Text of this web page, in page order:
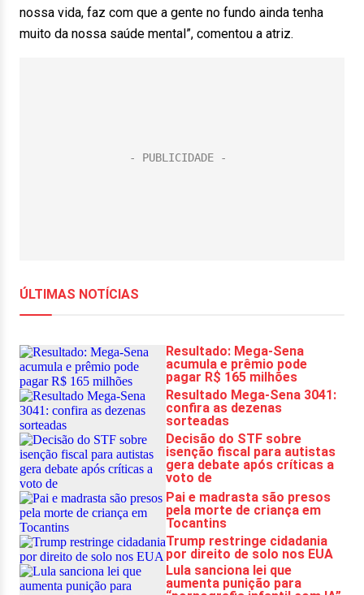
nossa vida, faz com que a gente no fundo ainda tenha
muito da nossa saúde mental”, comentou a atriz.